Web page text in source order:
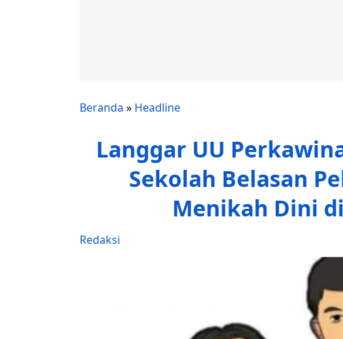
Beranda » Headline
Langgar UU
Sekolah Belasan
Menikah Dini
Redaksi